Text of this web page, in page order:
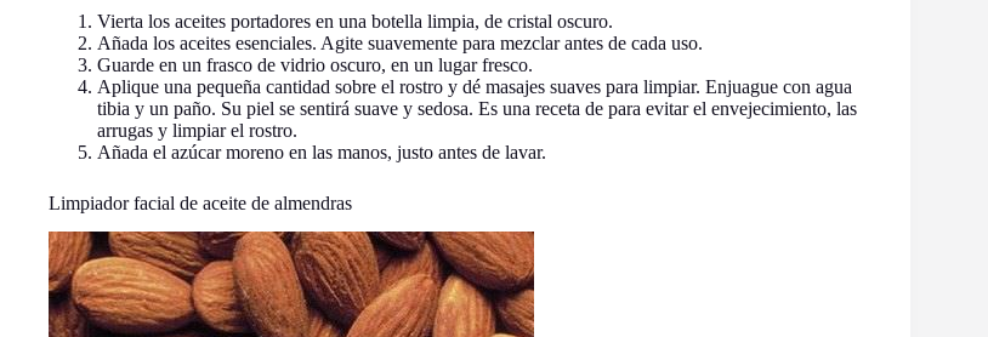
Vierta los aceites portadores en una botella limpia, de cristal oscuro.
Añada los aceites esenciales. Agite suavemente para mezclar antes de cada uso.
Guarde en un frasco de vidrio oscuro, en un lugar fresco.
Aplique una pequeña cantidad sobre el rostro y dé masajes suaves para limpiar. Enjuague con agua
tibia y un paño. Su piel se sentirá suave y sedosa. Es una receta de para evitar el envejecimiento, las
arrugas y limpiar el rostro.
Añada el azúcar moreno en las manos, justo antes de lavar.
Limpiador facial de aceite de almendras